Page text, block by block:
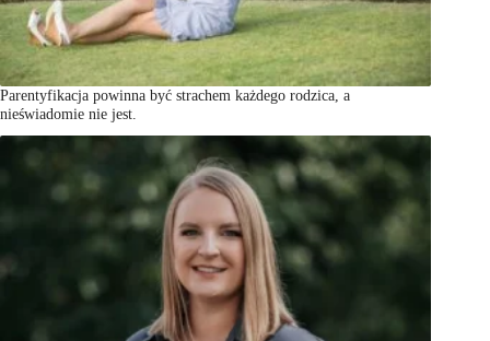
Parentyfikacja powinna być strachem każdego rodzica, a
nieświadomie nie jest.